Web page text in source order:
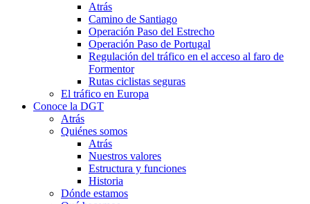
Atrás
Camino de Santiago
Operación Paso del Estrecho
Operación Paso de Portugal
Regulación del tráfico en el acceso al faro de
Formentor
Rutas ciclistas seguras
El tráfico en Europa
Conoce la DGT
Atrás
Quiénes somos
Atrás
Nuestros valores
Estructura y funciones
Historia
Dónde estamos